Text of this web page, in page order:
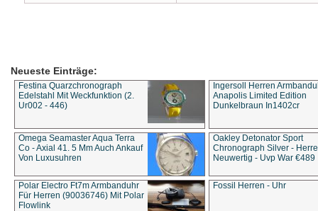
Neueste Einträge:
Festina Quarzchronograph
Edelstahl Mit Weckfunktion (2.
Ur002 - 446)
Ingersoll Herren
Anapolis Limited Edition
Dunkelbraun In1402cr
Omega Seamaster Aqua Terra
Co - Axial 41. 5 Mm Auch Ankauf
Von Luxusuhren
Oakley Detonator Sport
Chronograph Silver -
Neuwertig - Uvp War €489
Polar Electro Ft7m Armbanduhr
Für Herren (90036746) Mit Polar
Flowlink
Fossil Herren - Uhr